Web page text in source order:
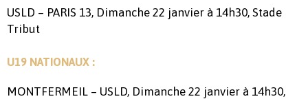
USLD – PARIS 13, Dimanche 22 janvier à 14h30, Stade
Tribut
U19 NATIONAUX :
MONTFERMEIL – USLD, Dimanche 22 janvier à 14h30,